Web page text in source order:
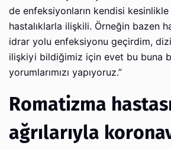
de enfeksiyonların kendisi
hastalıklarla ilişkili. Örneğin bazen
idrar yolu enfeksiyonu geçirdim,
ilişkiyi bildiğimiz için evet bu buna
yorumlarımızı yapıyoruz.”
Romatizma
ağrılarıyla